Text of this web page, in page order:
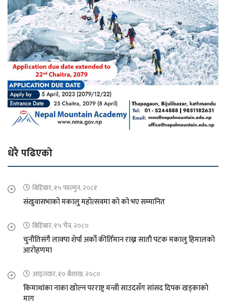
धेरै पढिएको
बिहिबार, १५ फाल्गुन, २०८१
संखुवासभाको मकालु महोत्सवमा को को भए सम्मानित
बिहिबार, १५ चैत्र, २०८०
चुनौतिसंगै लाक्पा शेर्पा अर्को कीर्तिमान राख्न सातौ पटक मकालु हिमालको
आरोहणमा
आइतवार, १० बैशाख, २०८०
किमाथांका नाका खोल्न परराष्ट्र मन्त्री साउदसँग सांसद दिपक खड्काको
माग